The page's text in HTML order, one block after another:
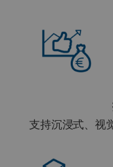
支持沉浸式、视